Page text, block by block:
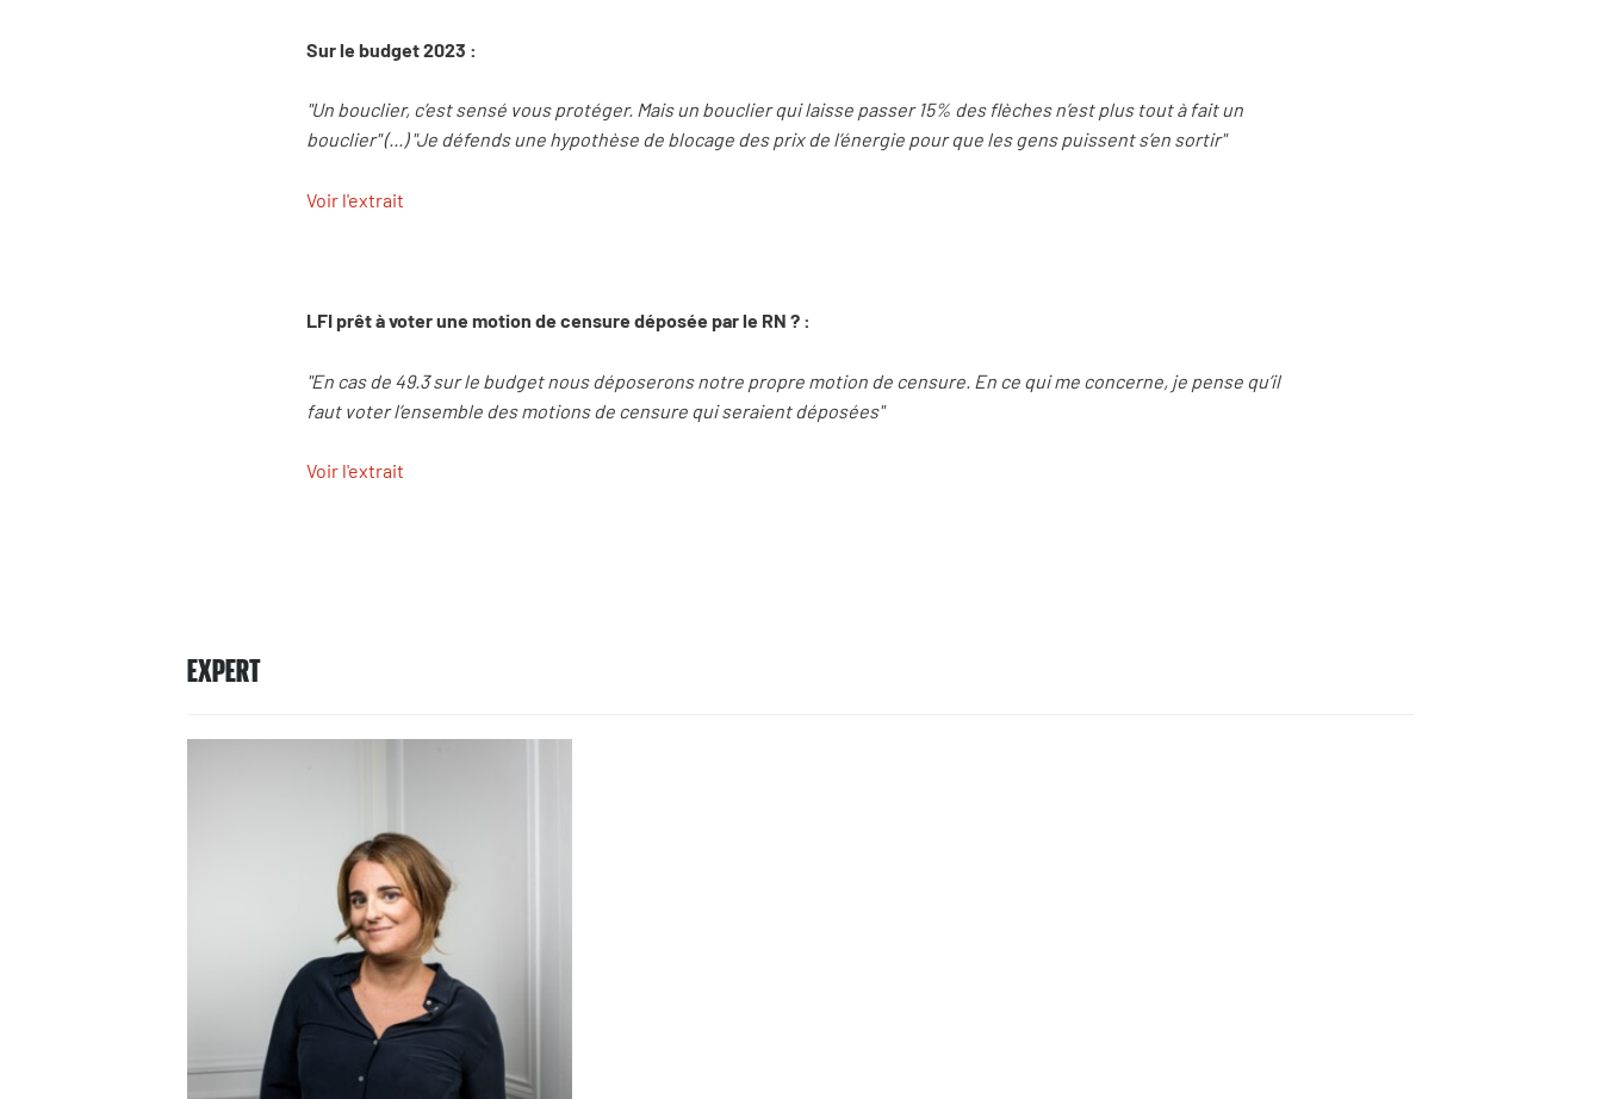
Sur le budget 2023 :
"Un bouclier, c’est sensé vous protéger. Mais un bouclier qui laisse passer 15% des flèches n’est plus tout à fait un
bouclier" (...) "Je défends une hypothèse de blocage des prix de l’énergie pour que les gens puissent s’en sortir"
Voir l'extrait
LFI prêt à voter une motion de censure déposée par le RN ? :
"En cas de 49.3 sur le budget nous déposerons notre propre motion de censure. En ce qui me concerne, je pense qu’il
faut voter l’ensemble des motions de censure qui seraient déposées"
Voir l'extrait
EXPERT